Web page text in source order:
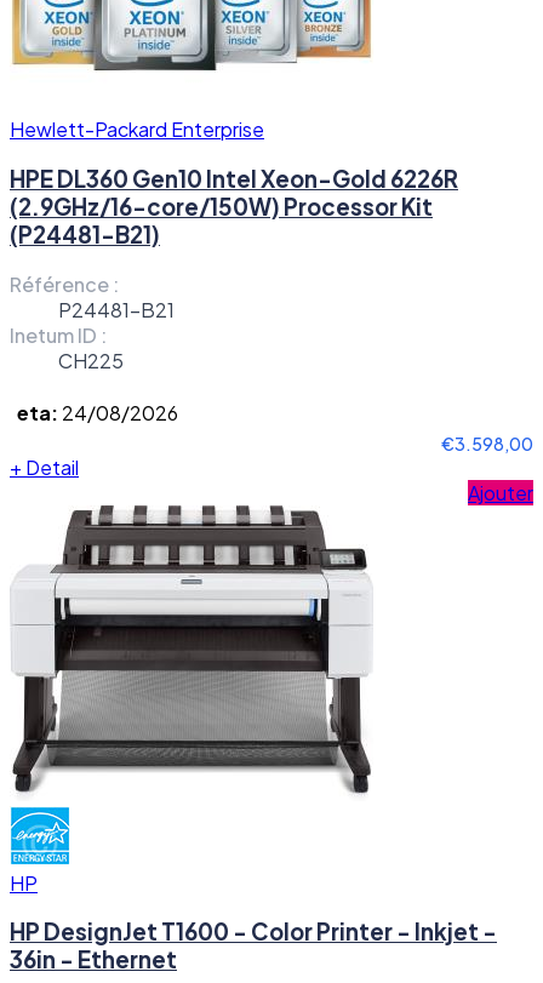
Hewlett-Packard Enterprise
HPE DL360 Gen10 Intel Xeon-Gold 6226R
(2.9GHz/16-core/150W) Processor Kit
(P24481-B21)
Référence :
P24481-B21
Inetum ID :
CH225
eta: 24/08/2026
€3.598,00
+ Detail
Ajouter
HP
HP DesignJet T1600 - Color Printer - Inkjet -
36in - Ethernet